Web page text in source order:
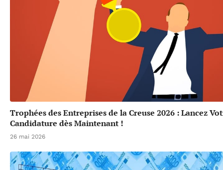
Trophées des Entreprises de la Creuse 2026 : Lancez
Candidature dès Maintenant !
26 mai 2026